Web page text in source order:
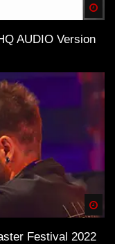
AUDIO Version
Festival 2022